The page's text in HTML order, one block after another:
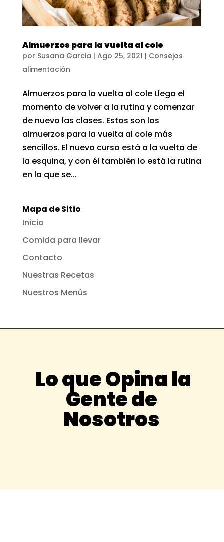
Almuerzos para la vuelta al cole
por Susana Garcia | Ago 25, 2021 | Consejos
alimentación
Almuerzos para la vuelta al cole Llega el
momento de volver a la rutina y comenzar
de nuevo las clases. Estos son los
almuerzos para la vuelta al cole más
sencillos. El nuevo curso está a la vuelta de
la esquina, y con él también lo está la rutina
en la que se...
Mapa de Sitio
Inicio
Comida para llevar
Contacto
Nuestras Recetas
Nuestros Menús
Lo que Opina la
Gente de
Nosotros